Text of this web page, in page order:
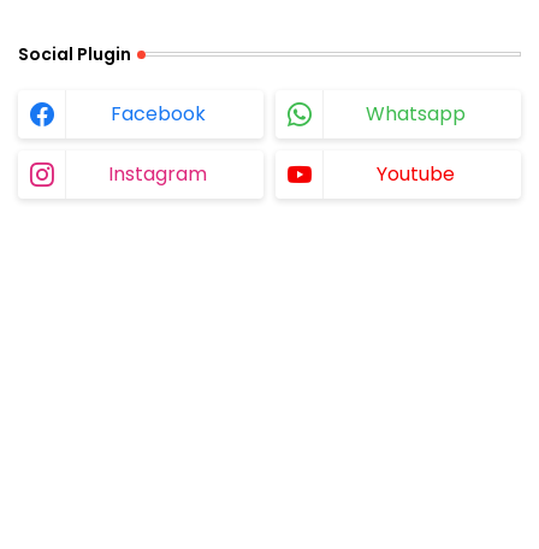
Social Plugin
Facebook Whatsapp
Instagram Youtube